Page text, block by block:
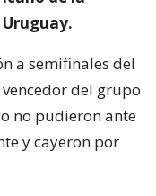
a semifinales del
del grupo
no pudieron ante
y cayeron por